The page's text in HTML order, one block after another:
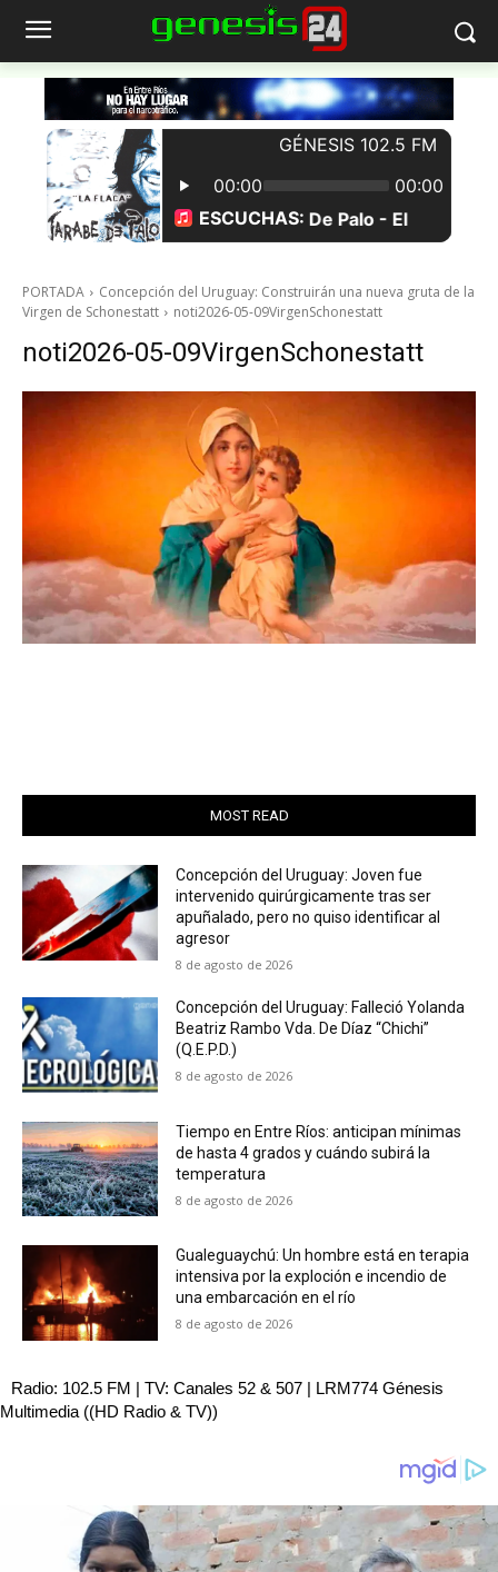
PORTADA
Concepción del Uruguay: Construirán una nueva gruta de la
Virgen de Schonestatt
noti2026-05-09VirgenSchonestatt
noti2026-05-09VirgenSchonestatt
MOST READ
Concepción del Uruguay: Joven fue
intervenido quirúrgicamente tras ser
apuñalado, pero no quiso identificar al
agresor
8 de agosto de 2026
Concepción del Uruguay: Falleció Yolanda
Beatriz Rambo Vda. De Díaz “Chichi”
(Q.E.P.D.)
8 de agosto de 2026
Tiempo en Entre Ríos: anticipan mínimas
de hasta 4 grados y cuándo subirá la
temperatura
8 de agosto de 2026
Gualeguaychú: Un hombre está en terapia
intensiva por la exploción e incendio de
una embarcación en el río
8 de agosto de 2026
Radio: 102.5 FM | TV: Canales 52 & 507 | LRM774 Génesis
Multimedia ((HD Radio & TV))